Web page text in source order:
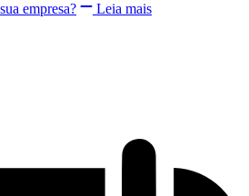
empresa?
Leia mais